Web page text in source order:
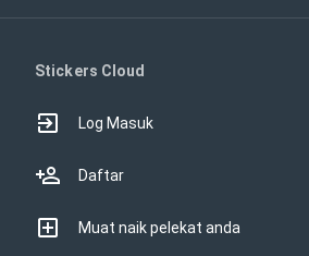
Stickers Cloud
Log Masuk
Daftar
Muat naik pelekat anda